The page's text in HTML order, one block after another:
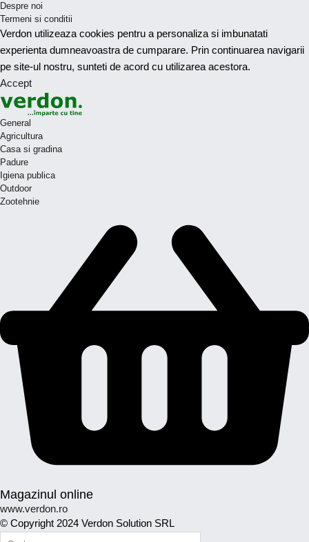
Despre noi
Termeni si conditii
Verdon utilizeaza cookies pentru a personaliza si imbunatati
experienta dumneavoastra de cumparare. Prin continuarea navigarii
pe site-ul nostru, sunteti de acord cu utilizarea acestora.
Accept
General
Agricultura
Casa si gradina
Padure
Igiena publica
Outdoor
Zootehnie
Magazinul online
www.verdon.ro
© Copyright 2024 Verdon Solution SRL